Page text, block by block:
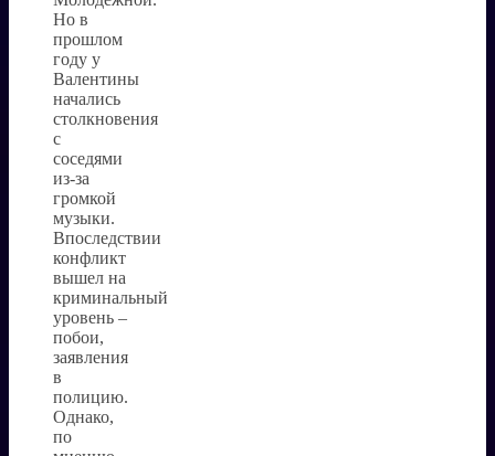
Но в
прошлом
году у
Валентины
начались
столкновения
с
соседями
из-за
громкой
музыки.
Впоследствии
конфликт
вышел на
криминальный
уровень –
побои,
заявления
в
полицию.
Однако,
по